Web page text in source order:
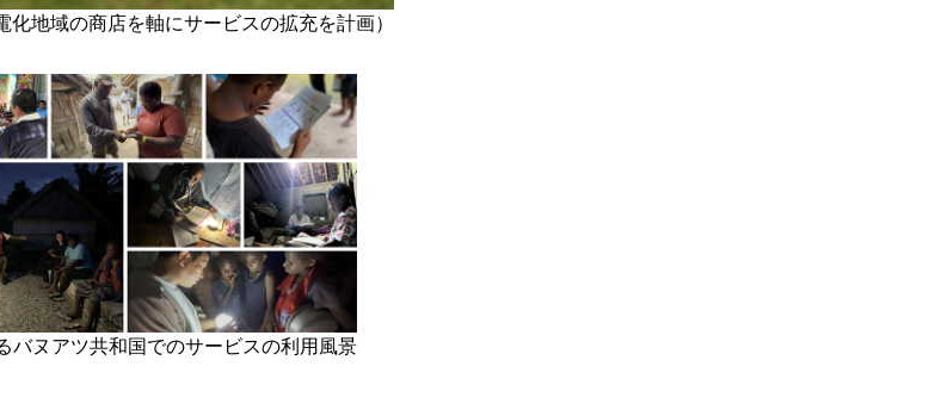
化地域の商店を軸にサービスの拡充を計画）
バヌアツ共和国でのサービスの利用風景